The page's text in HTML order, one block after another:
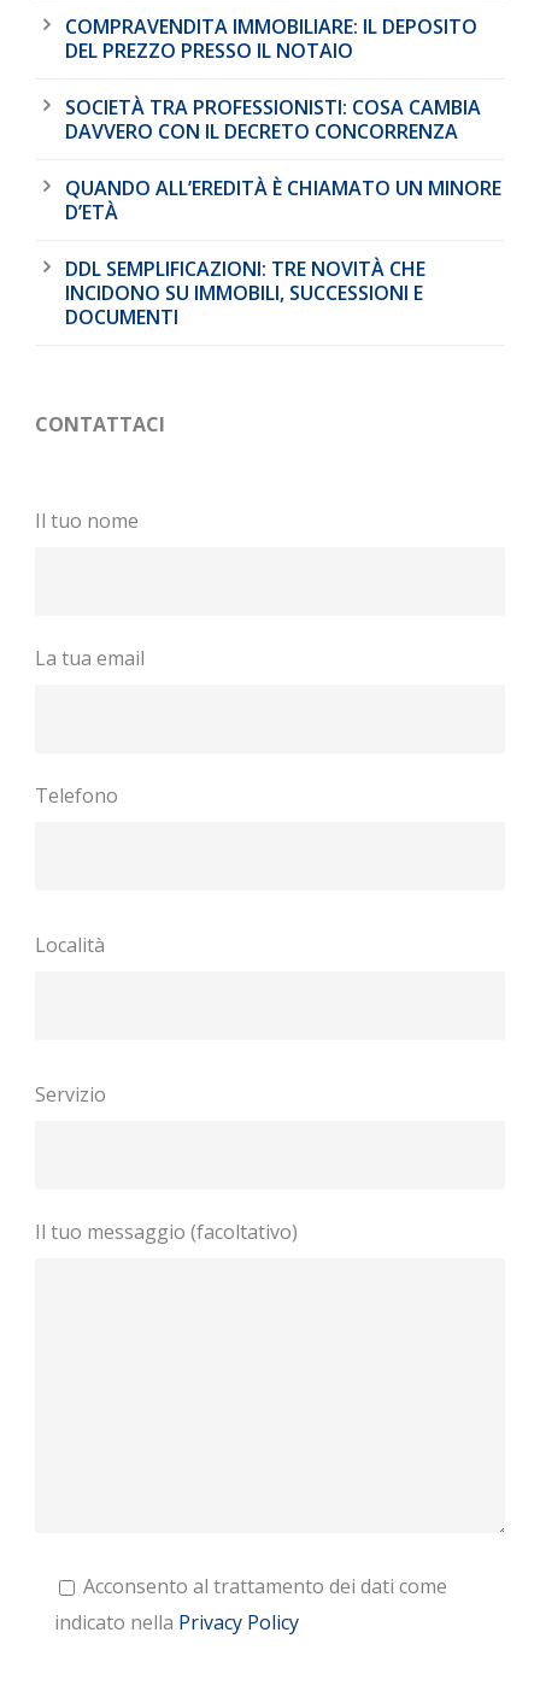
COMPRAVENDITA IMMOBILIARE: IL DEPOSITO
DEL PREZZO PRESSO IL NOTAIO
SOCIETÀ TRA PROFESSIONISTI: COSA CAMBIA
DAVVERO CON IL DECRETO CONCORRENZA
QUANDO ALL’EREDITÀ È CHIAMATO UN MINORE
D’ETÀ
DDL SEMPLIFICAZIONI: TRE NOVITÀ CHE
INCIDONO SU IMMOBILI, SUCCESSIONI E
DOCUMENTI
CONTATTACI
Il tuo nome
La tua email
Telefono
Località
Servizio
Il tuo messaggio (facoltativo)
Acconsento al trattamento dei dati come
indicato nella Privacy Policy